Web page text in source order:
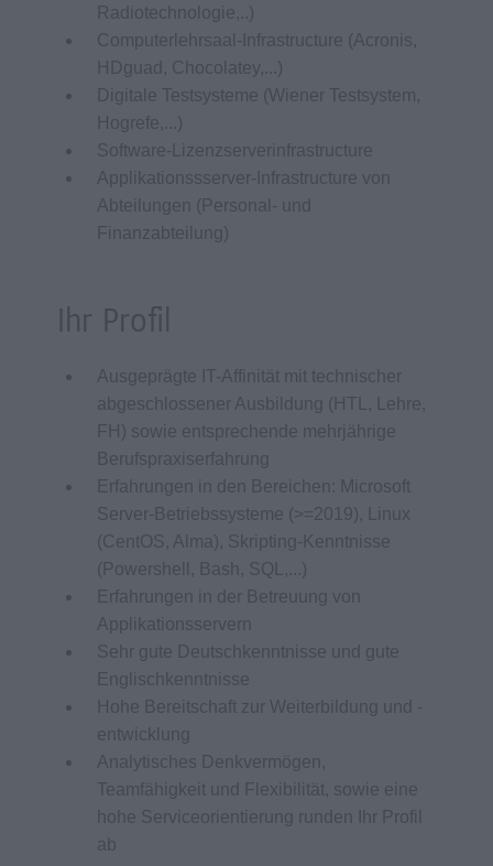
Radiotechnologie,..)
Computerlehrsaal-Infrastructure (Acronis,
HDguad, Chocolatey,...)
Digitale Testsysteme (Wiener Testsystem,
Hogrefe,...)
Software-Lizenzserverinfrastructure
Applikationssserver-Infrastructure von
Abteilungen (Personal- und
Finanzabteilung)
Ihr Profil
Ausgeprägte IT-Affinität mit technischer
abgeschlossener Ausbildung (HTL, Lehre,
FH) sowie entsprechende mehrjährige
Berufspraxiserfahrung
Erfahrungen in den Bereichen: Microsoft
Server-Betriebssysteme (>=2019), Linux
(CentOS, Alma), Skripting-Kenntnisse
(Powershell, Bash, SQL,...)
Erfahrungen in der Betreuung von
Applikationsservern
Sehr gute Deutschkenntnisse und gute
Englischkenntnisse
Hohe Bereitschaft zur Weiterbildung und -
entwicklung
Analytisches Denkvermögen,
Teamfähigkeit und Flexibilität, sowie eine
hohe Serviceorientierung runden Ihr Profil
ab